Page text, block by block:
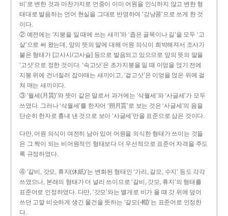
비’로 변한 것과 마찬가지로 언중이 이미 어원을 인식하지 않고 변한 형
태대로 발음하는 언어 현실을 그대로 반영하여 ‘강낭콩’으로 쓰게 한 것
이다.
② 예전에는 ‘지붕을 일 때에 쓰는 새끼’와 ‘좁은 골목이나 길’을 모두 ‘고
샅’으로 써 왔는데, 앞의 뜻의 말에 대해 어원 의식이 희박해져서 조사가
붙은 형태가 [고사시/고사슬] 등으로 발음되고 있으므로 앞의 뜻의 말을
‘고삿’으로 정한 것이다. ‘속고삿’은 초가지붕을 일 때 이엉을 얹기 전에
지붕 위에 건너질러 잡아매는 새끼이고, ‘겉고삿’은 이엉을 얹은 위에 걸
쳐 매는 새끼이다.
③ ‘월세(月貰)’와 뜻이 같은 말로서 과거에는 ‘삭월세’와 ‘사글세’가 모두
쓰였다. 그러나 ‘삭월세’를 한자어 ‘朔月貰’로 보는 것은 ‘사글세’의 음을
단순히 한자로 흉내 낸 것으로 보아 ‘사글세’만을 표준으로 삼은 것이다.
다만, 어원 의식이 여전히 남아 있어 어원을 의식한 형태가 쓰이는 것들
은 그 짝이 되는 비어원적인 형태보다 더 우선적으로 표준어 자격을 주도
록 규정하였다.
④ ‘갈비, 갓모, 휴지(休紙)’는 변화된 형태인 ‘가리, 갈모, 수지’ 등도 각각
쓰였으나, 본래의 형태가 더 널리 쓰이므로 ‘갈비, 갓모, 휴지’의 형태를
표준어로 인정하였다. 다만, ‘갓모’와는 별개로 비가 올 때 갓 위에 덮어
쓰던 고깔 비슷하게 생긴 물건을 뜻하는 ‘갈모(-帽)’는 표준어로 인정한
다.